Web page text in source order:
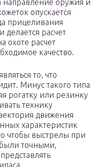
оружия и
опускается
прицеливания
делается расчет
охоте расчет
качество.
то, что
Минус такого типа
рогатку или резинку
технику
движения
характеристик
чтобы выстрелы при
точными,